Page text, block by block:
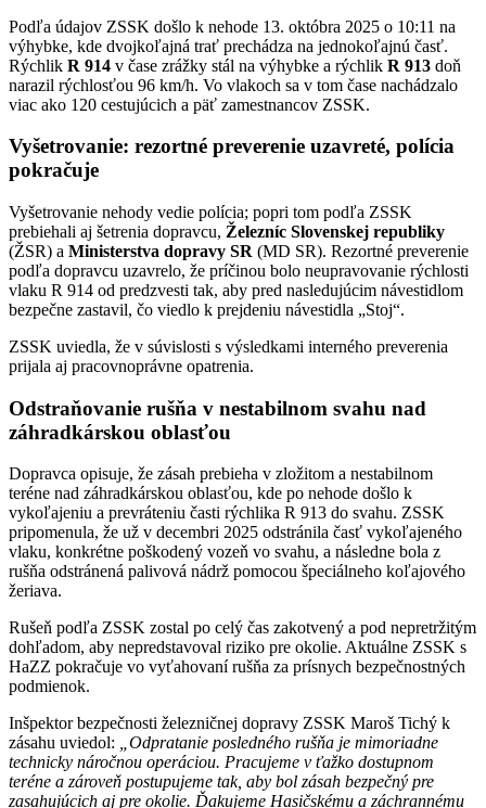
Podľa údajov ZSSK došlo k nehode 13. októbra 2025 o 10:11 na
výhybke, kde dvojkoľajná trať prechádza na jednokoľajnú časť.
Rýchlik R 914 v čase zrážky stál na výhybke a rýchlik R 913 doň
narazil rýchlosťou 96 km/h. Vo vlakoch sa v tom čase nachádzalo
viac ako 120 cestujúcich a päť zamestnancov ZSSK.
Vyšetrovanie: rezortné preverenie uzavreté, polícia
pokračuje
Vyšetrovanie nehody vedie polícia; popri tom podľa ZSSK
prebiehali aj šetrenia dopravcu, Železníc Slovenskej republiky
(ŽSR) a Ministerstva dopravy SR (MD SR). Rezortné preverenie
podľa dopravcu uzavrelo, že príčinou bolo neupravovanie rýchlosti
vlaku R 914 od predzvesti tak, aby pred nasledujúcim návestidlom
bezpečne zastavil, čo viedlo k prejdeniu návestidla „Stoj“.
ZSSK uviedla, že v súvislosti s výsledkami interného preverenia
prijala aj pracovnoprávne opatrenia.
Odstraňovanie rušňa v nestabilnom svahu nad
záhradkárskou oblasťou
Dopravca opisuje, že zásah prebieha v zložitom a nestabilnom
teréne nad záhradkárskou oblasťou, kde po nehode došlo k
vykoľajeniu a prevráteniu časti rýchlika R 913 do svahu. ZSSK
pripomenula, že už v decembri 2025 odstránila časť vykoľajeného
vlaku, konkrétne poškodený vozeň vo svahu, a následne bola z
rušňa odstránená palivová nádrž pomocou špeciálneho koľajového
žeriava.
Rušeň podľa ZSSK zostal po celý čas zakotvený a pod nepretržitým
dohľadom, aby nepredstavoval riziko pre okolie. Aktuálne ZSSK s
HaZZ pokračuje vo vyťahovaní rušňa za prísnych bezpečnostných
podmienok.
Inšpektor bezpečnosti železničnej dopravy ZSSK Maroš Tichý k
zásahu uviedol:
„Odpratanie posledného rušňa je mimoriadne
technicky náročnou operáciou. Pracujeme v ťažko dostupnom
teréne a zároveň postupujeme tak, aby bol zásah bezpečný pre
zasahujúcich aj pre okolie. Ďakujeme Hasičskému a záchrannému